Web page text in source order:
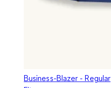
Business-Blazer - Regular